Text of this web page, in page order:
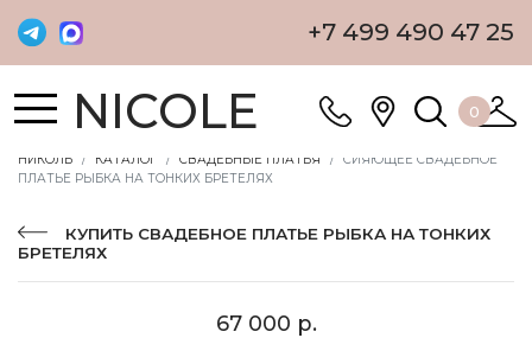
+7 499 490 47 25
NICOLE 0
НИКОЛЬ КАТАЛОГ СВАДЕБНЫЕ ПЛАТЬЯ
СИЯЮЩЕЕ СВАДЕБНОЕ
ПЛАТЬЕ РЫБКА НА ТОНКИХ БРЕТЕЛЯХ
КУПИТЬ СВАДЕБНОЕ ПЛАТЬЕ РЫБКА НА ТОНКИХ
БРЕТЕЛЯХ
67 000 р.